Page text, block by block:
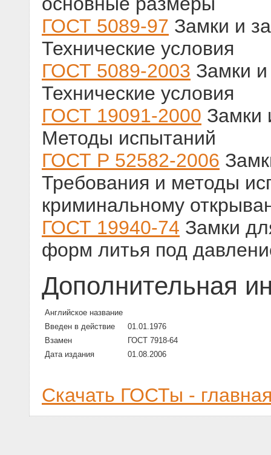
ГОСТ 5089-97 Замки и
Технические условия
ГОСТ 5089-2003 Замки
Технические условия
ГОСТ 19091-2000 Замки
Методы испытаний
ГОСТ Р 52582-2006
Требования и методы
криминальному
ГОСТ 19940-74 Замки
форм литья под
Дополнительная
Английское название
Введен в действие
01.01.1976
Взамен
ГОСТ 7918-64
Дата издания
01.08.2006
Скачать ГОСТы -